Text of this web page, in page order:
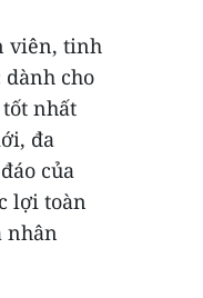
viên, tinh
cho
nhất
đa
của
lợi toàn
nhân